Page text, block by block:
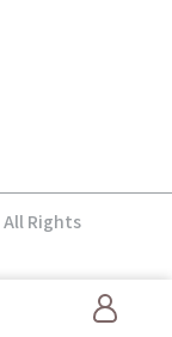
All Rights